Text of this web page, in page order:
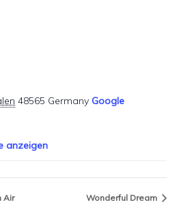
48565 Germany Google
anzeigen
Air Wonderful Dream